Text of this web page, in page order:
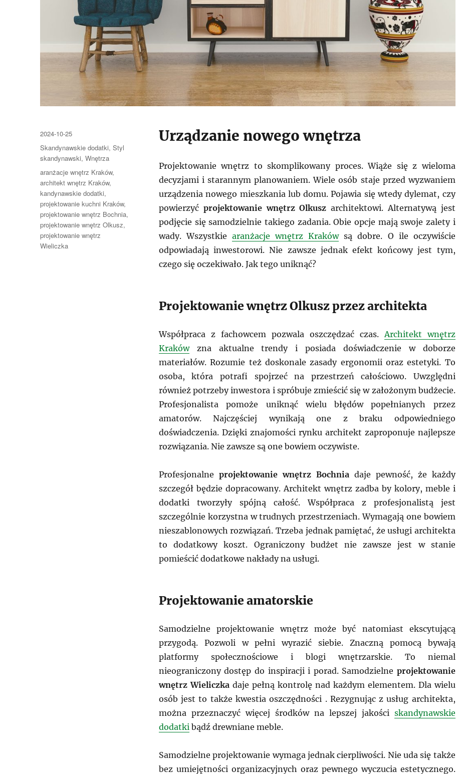
Urządzanie nowego wnętrza
Projektowanie wnętrz to skomplikowany proces. Wiąże się z wieloma
decyzjami i starannym planowaniem. Wiele osób staje przed wyzwaniem
urządzenia nowego mieszkania lub domu. Pojawia się wtedy dylemat, czy
powierzyć projektowanie wnętrz Olkusz architektowi. Alternatywą jest
podjęcie się samodzielnie takiego zadania. Obie opcje mają swoje zalety i
wady. Wszystkiearanżacje wnętrz Krakówsą dobre. O ile oczywiście
odpowiadają inwestorowi. Nie zawsze jednak efekt końcowy jest tym,
czego się oczekiwało. Jak tego uniknąć?
Projektowanie wnętrz Olkusz przez architekta
Współpraca z fachowcem pozwala oszczędzać czas.Architekt wnętrz
Krakówzna aktualne trendy i posiada doświadczenie w doborze
materiałów. Rozumie też doskonale zasady ergonomii oraz estetyki. To
osoba, która potrafi spojrzeć na przestrzeń całościowo. Uwzględni
również potrzeby inwestora i spróbuje zmieścić się w założonym budżecie.
Profesjonalista pomoże uniknąć wielu błędów popełnianych przez
amatorów. Najczęściej wynikają one z braku odpowiedniego
doświadczenia. Dzięki znajomości rynku architekt zaproponuje najlepsze
rozwiązania. Nie zawsze są one bowiem oczywiste.
Profesjonalne projektowanie wnętrz Bochniadaje pewność, że każdy
szczegół będzie dopracowany. Architekt wnętrz zadba by kolory, meble i
dodatki tworzyły spójną całość. Współpraca z profesjonalistą jest
szczególnie korzystna w trudnych przestrzeniach. Wymagają one bowiem
nieszablonowych rozwiązań. Trzeba jednak pamiętać, że usługi architekta
to dodatkowy koszt. Ograniczony budżet nie zawsze jest w stanie
pomieścić dodatkowe nakłady na usługi.
Projektowanie amatorskie
Samodzielne projektowanie wnętrz może być natomiast ekscytującą
przygodą. Pozwoli w pełni wyrazić siebie. Znaczną pomocą bywają
platformy społecznościowe i blogi wnętrzarskie. To niemal
nieograniczony dostęp do inspiracji i porad. Samodzielne projektowanie
wnętrz Wieliczkadaje pełną kontrolę nad każdym elementem. Dla wielu
osób jest to także kwestia oszczędności . Rezygnując z usług architekta,
można przeznaczyć więcej środków na lepszej jakości skandynawskie
dodatkibądź drewniane meble.
Samodzielne projektowanie wymaga jednak cierpliwości. Nie uda się także
bez umiejętności organizacyjnych oraz pewnego wyczucia estetycznego.
Data
publikacji
2024-10-25
Kategorie
Skandynawskie dodatki,Styl
skandynawski,Wnętrza
Tagi
aranżacje wnętrz Kraków,
architekt wnętrz Kraków,
kandynawskie dodatki,
projektowanie kuchni Kraków,
projektowanie wnętrz Bochnia,
projektowanie wnętrz Olkusz,
projektowanie wnętrz
Wieliczka